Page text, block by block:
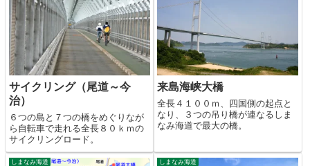
サイクリング（尾道～今
治）
６つの島と７つの橋をめぐりなが
ら自転車で走れる全長８０ｋｍの
サイクリングロード。
来島海峡大橋
全長４１００ｍ、四国側の起点と
なり、３つの吊り橋が連なるしま
なみ海道で最大の橋。
しまなみ海道 しまなみ海道